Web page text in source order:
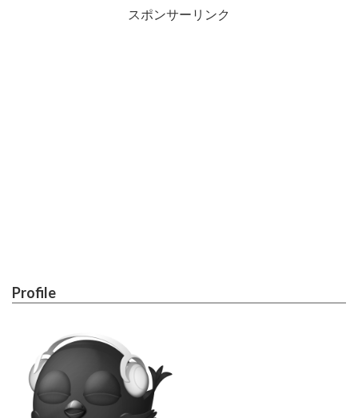
スポンサーリンク
Profile